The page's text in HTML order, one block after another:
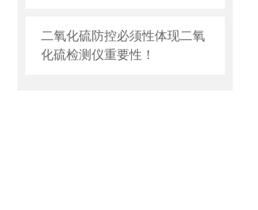
二氧化硫防控必须性体现二氧
化硫检测仪重要性！